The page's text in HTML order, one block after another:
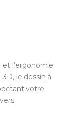
et l’ergonomie
le dessin à
votre